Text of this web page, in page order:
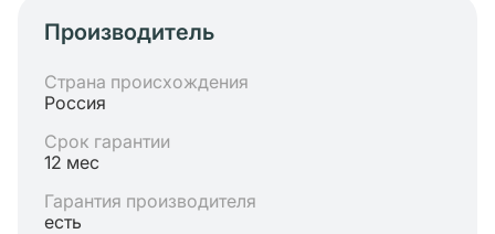
Производитель
Страна происхождения
Россия
Срок гарантии
12 мес
Гарантия производителя
есть